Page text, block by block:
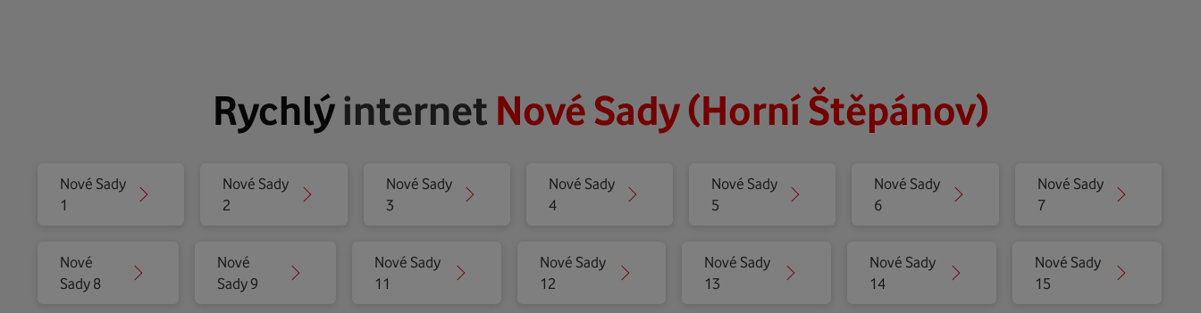
Rychlýinternet Nové Sady (Horní Štěpánov)
Nové Sady
1
Nové Sady
2
Nové Sady
3
Nové Sady
4
Nové Sady
5
Nové Sady
6
Nové Sady
7
Nové
Sady 8
Nové
Sady 9
Nové Sady
11
Nové Sady
12
Nové Sady
13
Nové Sady
14
Nové Sady
15